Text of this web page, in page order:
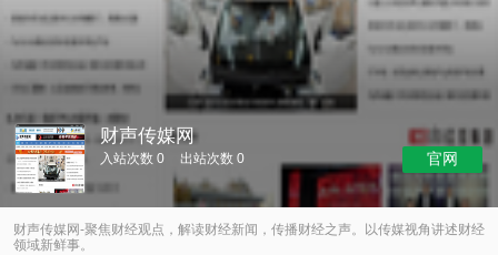
财声传媒网
入站次数 0 出站次数 0 官网
财声传媒网-聚焦财经观点，解读财经新闻，传播财经之声。以传媒视角讲述财经
领域新鲜事。